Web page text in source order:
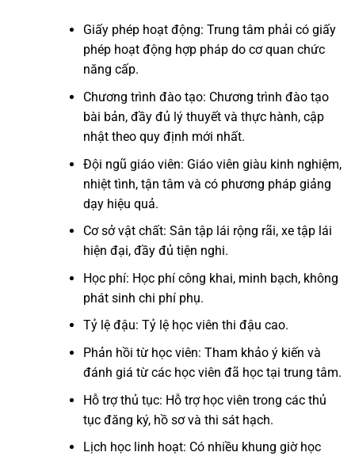
Giấy phép hoạt động: Trung tâm phải có giấy
phép hoạt động hợp pháp do cơ quan chức
năng cấp.
Chương trình đào tạo: Chương trình đào tạo
bài bản, đầy đủ lý thuyết và thực hành, cập
nhật theo quy định mới nhất.
Đội ngũ giáo viên: Giáo viên giàu kinh nghiệm,
nhiệt tình, tận tâm và có phương pháp giảng
dạy hiệu quả.
Cơ sở vật chất: Sân tập lái rộng rãi, xe tập lái
hiện đại, đầy đủ tiện nghi.
Học phí: Học phí công khai, minh bạch, không
phát sinh chi phí phụ.
Tỷ lệ đậu: Tỷ lệ học viên thi đậu cao.
Phản hồi từ học viên: Tham khảo ý kiến và
đánh giá từ các học viên đã học tại trung tâm.
Hỗ trợ thủ tục: Hỗ trợ học viên trong các thủ
tục đăng ký, hồ sơ và thi sát hạch.
Lịch học linh hoạt: Có nhiều khung giờ học